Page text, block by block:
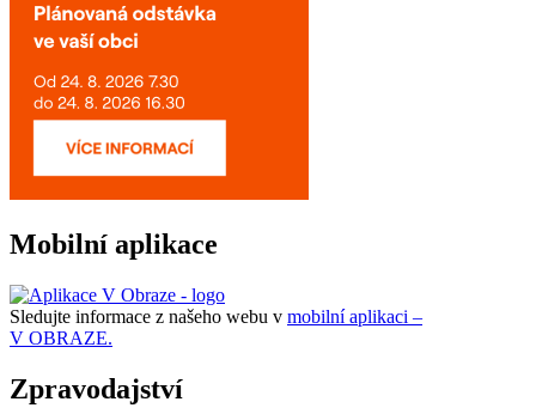
Mobilní aplikace
Sledujte informace z našeho webu v mobilní aplikaci –
V OBRAZE.
Zpravodajství